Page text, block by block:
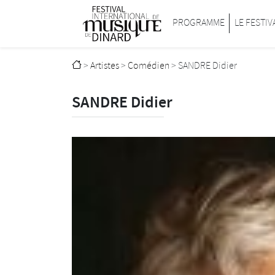
Passer au contenu principal
Festival international de musique de
PROGRAMME LE
>Artistes> Comédien> SANDRE Didier
SANDRE Didier